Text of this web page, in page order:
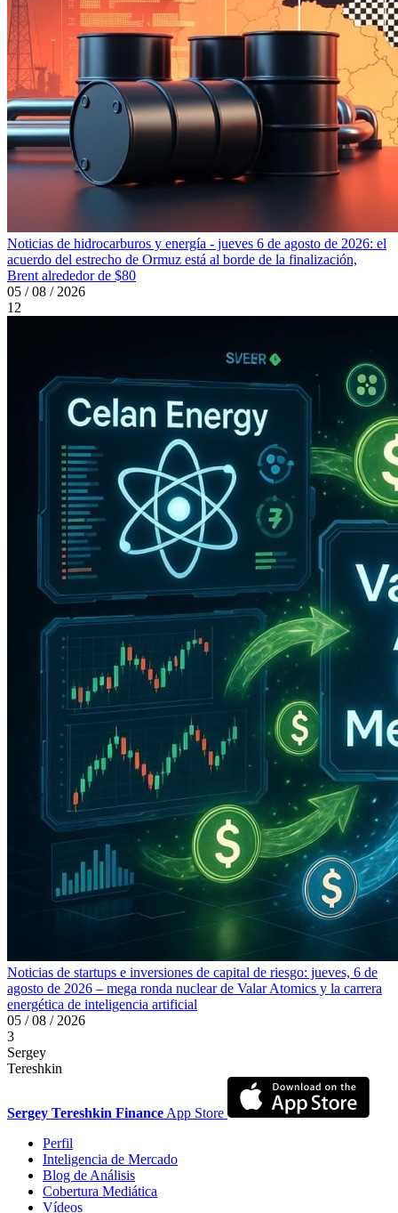
Noticias de hidrocarburos y energía - jueves 6 de agosto de 2026: el
acuerdo del estrecho de Ormuz está al borde de la finalización,
Brent alrededor de $80
05 / 08 / 2026
12
Noticias de startups e inversiones de capital de riesgo: jueves, 6 de
agosto de 2026 – mega ronda nuclear de Valar Atomics y la carrera
energética de inteligencia artificial
05 / 08 / 2026
3
Sergey
Tereshkin
Sergey Tereshkin FinanceApp Store
Perfil
Inteligencia de Mercado
Blog de Análisis
Cobertura Mediática
Vídeos